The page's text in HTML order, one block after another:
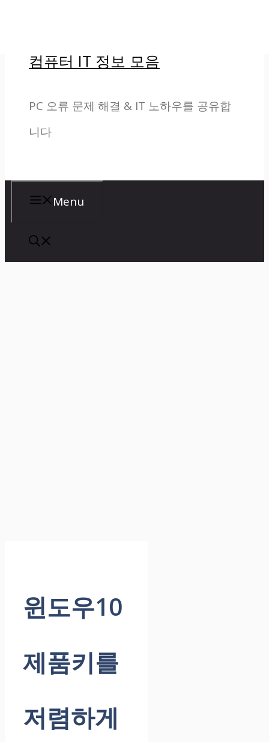
컴퓨터 IT 정보 모음
PC 오류 문제 해결 & IT 노하우를 공유합
니다
Menu
윈도우10
제품키를
저렴하게